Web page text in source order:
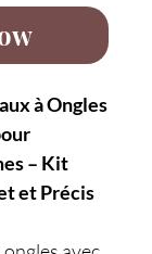
à Ongles
– Kit
et Précis